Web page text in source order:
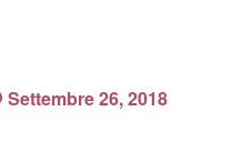
Settembre 26, 2018